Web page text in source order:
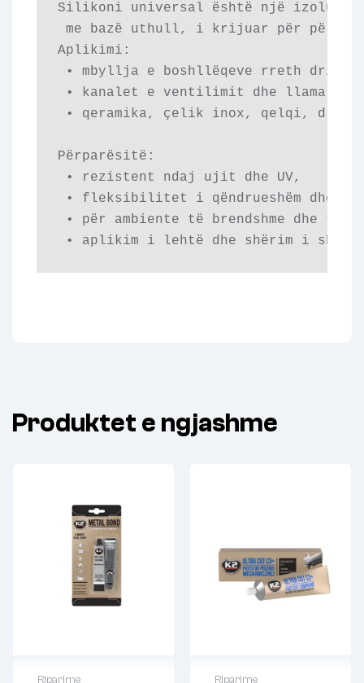
Silikoni universal është një izolues i
me bazë uthull, i krijuar për
Aplikimi:
• mbyllja e boshllëqeve rreth
• kanalet e ventilimit dhe
• qeramika, çelik inox, qelqi, druri
Përparësitë:
• rezistent ndaj ujit dhe UV,
• fleksibilitet i qëndrueshëm dhe
• për ambiente të brendshme dhe të
Produktet e ngjashme
Riparime Riparime